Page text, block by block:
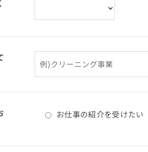
お仕事の紹介を受けたい